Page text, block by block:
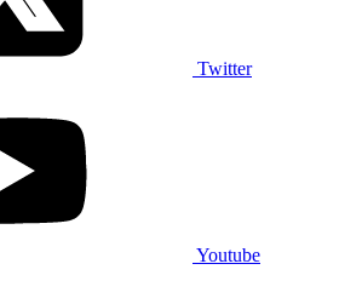
Twitter
Youtube